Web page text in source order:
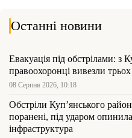
Останні новини
Евакуація під обстрілами: з
правоохоронці вивезли
08 Серпня 2026, 10:18
Обстріли Куп’янського
поранені, під ударом
інфраструктура